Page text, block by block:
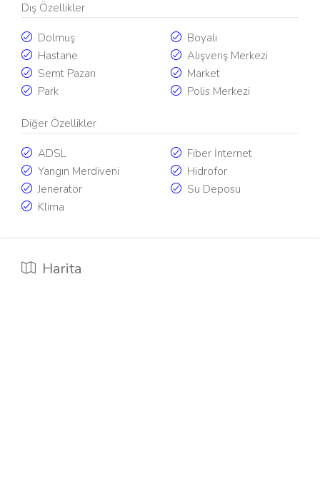
Dış Özellikler
Dolmuş
Boyalı
Hastane
Alışveriş Merkezi
Semt Pazarı
Market
Park
Polis Merkezi
Diğer Özellikler
ADSL
Fiber İnternet
Yangın Merdiveni
Hidrofor
Jeneratör
Su Deposu
Klima
Harita